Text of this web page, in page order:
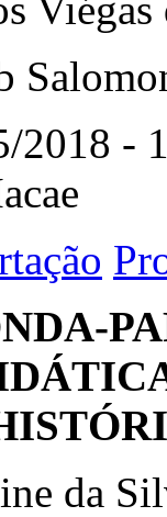
2018 -
da